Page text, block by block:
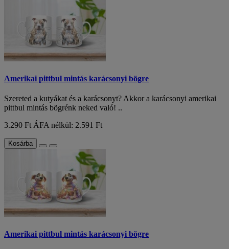
Amerikai pittbul mintás karácsonyi bögre
Szereted a kutyákat és a karácsonyt? Akkor a karácsonyi amerikai
pittbul mintás bögrénk neked való! ..
3.290 Ft ÁFA nélkül: 2.591 Ft
Kosárba
Amerikai pittbul mintás karácsonyi bögre